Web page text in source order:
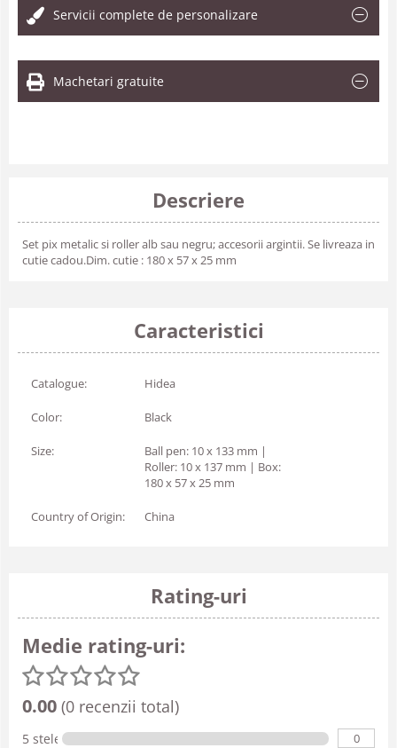
Servicii complete de personalizare
Machetari gratuite
Descriere
Set pix metalic si roller alb sau negru; accesorii argintii. Se livreaza in
cutie cadou.Dim. cutie : 180 x 57 x 25 mm
Caracteristici
Catalogue: Hidea
Color: Black
Size:
Ball pen: 10 x 133 mm |
Roller: 10 x 137 mm | Box:
180 x 57 x 25 mm
Country of Origin: China
Rating-uri
Medie rating-uri:
0.00 (0 recenzii total)
5 stele 0